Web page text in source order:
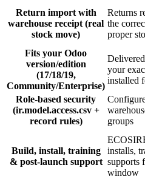
Return import with
warehouse receipt (real
stock move)
Returns
the
proper
Fits your Odoo
version/edition
(17/18/19,
Community/Enterprise)
your
installed
Role-based security
(ir.model.access.csv +
record rules)
groups
Build, install, training
& post-launch support
installs,
supports
window